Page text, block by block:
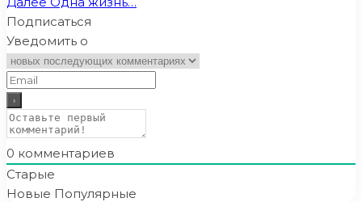
Подписаться
Уведомить о
0 комментариев
Старые
Новые Популярные